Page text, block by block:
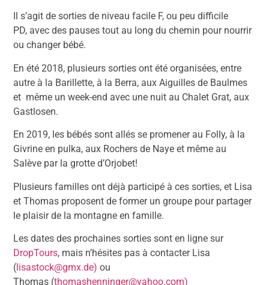
Il s’agit de sorties de niveau facile F, ou peu difficile
PD, avec des pauses tout au long du chemin pour nourrir
ou changer bébé.
En été 2018, plusieurs sorties ont été organisées, entre
autre à la Barillette, à la Berra, aux Aiguilles de Baulmes
et même un week-end avec une nuit au Chalet Grat, aux
Gastlosen.
En 2019, les bébés sont allés se promener au Folly, à la
Givrine en pulka, aux Rochers de Naye et même au
Salève par la grotte d’Orjobet!
Plusieurs familles ont déjà participé à ces sorties, et Lisa
et Thomas proposent de former un groupe pour partager
le plaisir de la montagne en famille.
Les dates des prochaines sorties sont en ligne sur
DropTours, mais n’hésites pas à contacter Lisa
(lisastock@gmx.de) ou
Thomas (thomashenninger@yahoo.com)